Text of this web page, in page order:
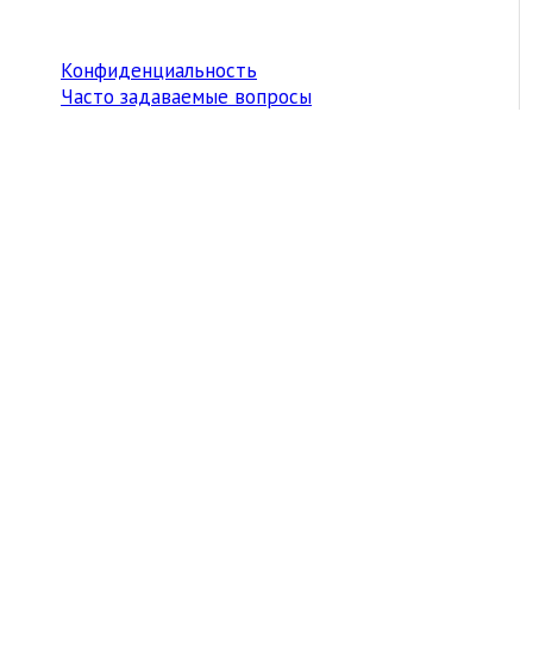
Конфиденциальность
Часто задаваемые вопросы